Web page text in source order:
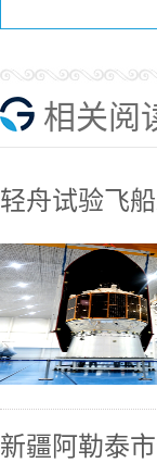
相关阅
轻舟试验飞
新疆阿勒泰